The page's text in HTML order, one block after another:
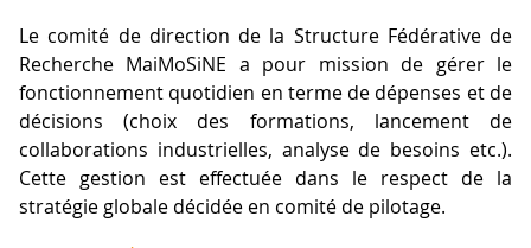
Le comité de direction de la Structure Fédérative de
Recherche MaiMoSiNE a pour mission de gérer le
fonctionnement quotidien en terme de dépenses et de
décisions (choix des formations, lancement de
collaborations industrielles, analyse de besoins etc.).
Cette gestion est effectuée dans le respect de la
stratégie globale décidée en comité de pilotage.